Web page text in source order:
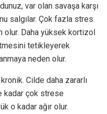
var olan savaşa karşı
salgılar. Çok fazla stres
olur. Daha yüksek kortizol
tetikleyerek
neden olur.
Cilde daha zararlı
kadar çok strese
o kadar ağır olur.